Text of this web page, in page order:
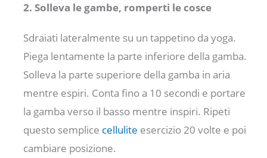
2. Solleva le gambe, romperti le cosce
Sdraiati lateralmente su un tappetino da yoga.
Piega lentamente la parte inferiore della gamba.
Solleva la parte superiore della gamba in aria
mentre espiri. Conta fino a 10 secondi e portare
la gamba verso il basso mentre inspiri. Ripeti
questo semplice cellulite esercizio 20 volte e poi
cambiare posizione.